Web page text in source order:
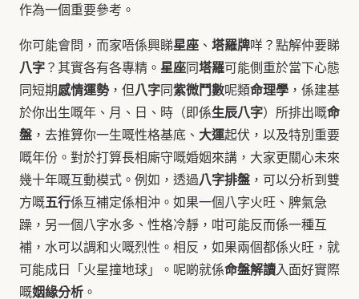
作為一個重要參考。
你可能會問，而家唔係興睇星座 、 塔羅牌咩？點解仲要睇
八字？其實各有各專精。 星座同塔羅可能側重於當下心態
同短期感情運勢，但八字同紫微鬥數呢類命理學 ，係建基
於你出生嘅年、月、日、時（即係生辰八字）所排出嘅命
盤 ，去推算你一生嘅性格基底、 大運起伏，以及特別重要
嘅年份。對於打算長相廝守嘅婚姻來講，大家更關心未來
幾十年嘅互動模式。例如，透過八字排盤 ，可以分析到雙
方嘅五行係互補定係相沖。如果一個八字火旺、脾氣急
躁，另一個八字水多、性格冷靜，咁可能反而係一種互
補，水可以調和火嘅烈性。相反，如果兩個都係火旺，就
可能成日「火星撞地球」。呢啲就係命盤解讀入面好實際
嘅姻緣分析 。